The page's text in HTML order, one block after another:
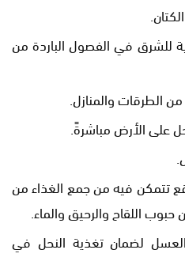
للشرق في الفصول الباردة من
الطرقات والمنازل.
على الأرض مباشرةً.
تتمكن فيه من جمع الغذاء من
اللقاح والرحيق والماء.
لضمان تغذية النحل في